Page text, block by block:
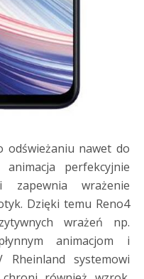
odświeżaniu nawet do
perfekcyjnie
wrażenie
Dzięki temu Reno4
wrażeń np.
animacjom i
Rheinland systemowi